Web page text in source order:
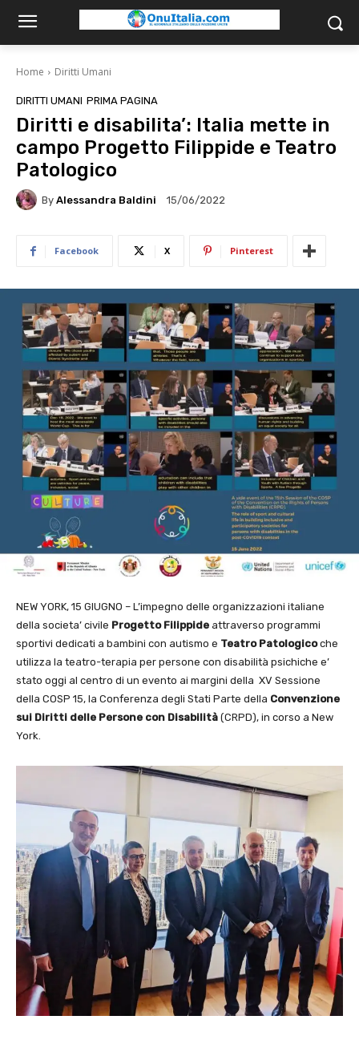
Home Diritti Umani
DIRITTI UMANI PRIMA PAGINA
Diritti e disabilita’: Italia mette in
campo Progetto Filippide e Teatro
Patologico
By Alessandra Baldini 15/06/2022
Facebook X Pinterest
NEW YORK, 15 GIUGNO – L’impegno delle organizzazioni italiane
della societa’ civile Progetto Filippide attraverso programmi
sportivi dedicati a bambini con autismo e Teatro Patologicoche
utilizza la teatro-terapia per persone con disabilità psichiche e’
stato oggi al centro di un evento ai margini della XV Sessione
della COSP 15, la Conferenza degli Stati Parte della Convenzione
sui Diritti delle Persone con Disabilità (CRPD), in corso a New
York.